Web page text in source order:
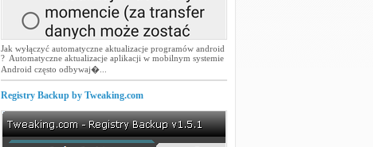
Jak wyłączyć automatyczne aktualizacje programów android
? Automatyczne aktualizacje aplikacji w mobilnym systemie
Android często odbywaj�...
Registry Backup by Tweaking.com